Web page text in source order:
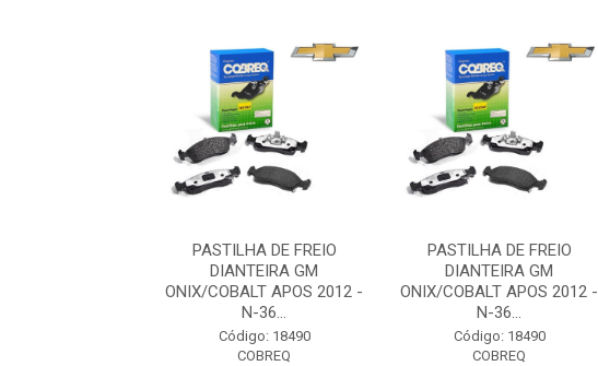
PASTILHA DE FREIO
DIANTEIRA GM
ONIX/COBALT APOS 2012 -
N-36...
Código: 18490
COBREQ
PASTILHA DE FREIO
DIANTEIRA GM
ONIX/COBALT APOS 2012 -
N-36...
Código: 18490
COBREQ